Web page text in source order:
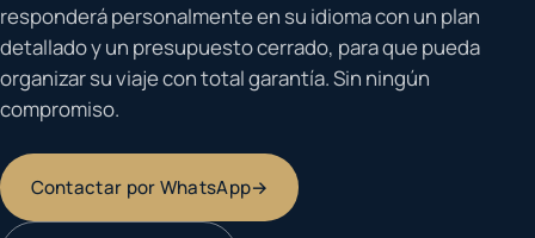
responderá personalmente en su idioma con un plan
detallado y un presupuesto cerrado, para que pueda
organizar su viaje con total garantía. Sin ningún
compromiso.
Contactar por WhatsApp→